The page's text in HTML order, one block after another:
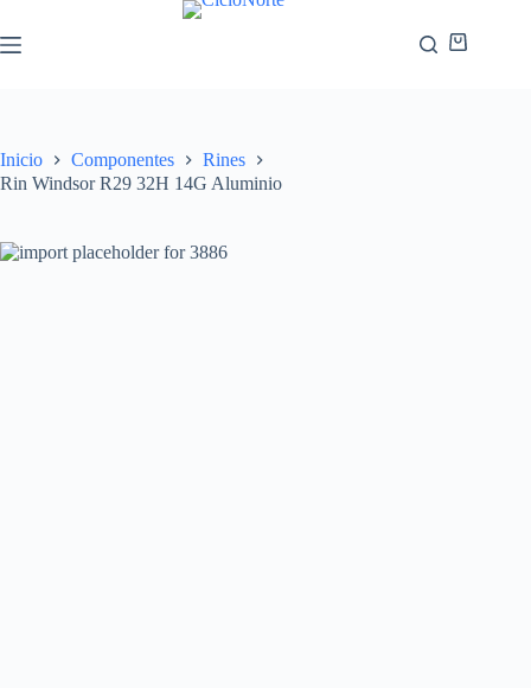
Inicio Componentes
Rines
Rin Windsor R29 32H 14G Aluminio